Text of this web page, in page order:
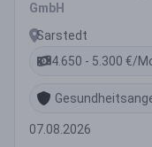
GmbH
Sarstedt
4.650 - 5.300 €/
07.08.2026